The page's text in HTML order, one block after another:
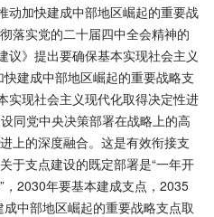
动加快建成中部地区崛起的重要战
落实党的二十届四中全会精神的
议》提出要确保基本实现社会主义
建成中部地区崛起的重要战略支
实现社会主义现代化取得决定性进
同党中央决策部署在战略上的高
上的深度融合。这是有效衔接支
于支点建设的既定部署是“一年开
2030年要基本建成支点，2035
中部地区崛起的重要战略支点取